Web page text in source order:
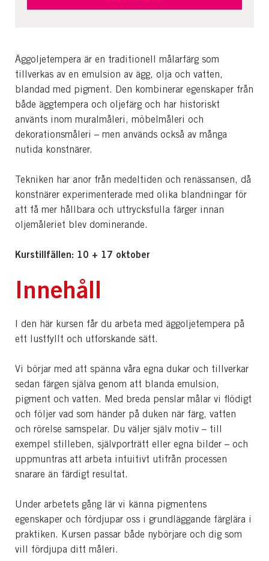
Äggoljetempera är en traditionell målarfärg som
tillverkas av en emulsion av ägg, olja och vatten,
blandad med pigment. Den kombinerar egenskaper från
både äggtempera och oljefärg och har historiskt
använts inom muralmåleri, möbelmåleri och
dekorationsmåleri – men används också av många
nutida konstnärer.
Tekniken har anor från medeltiden och renässansen, då
konstnärer experimenterade med olika blandningar för
att få mer hållbara och uttrycksfulla färger innan
oljemåleriet blev dominerande.
Kurstillfällen: 10 + 17 oktober
Innehåll
I den här kursen får du arbeta med äggoljetempera på
ett lustfyllt och utforskande sätt.
Vi börjar med att spänna våra egna dukar och tillverkar
sedan färgen själva genom att blanda emulsion,
pigment och vatten. Med breda penslar målar vi flödigt
och följer vad som händer på duken när färg, vatten
och rörelse samspelar. Du väljer själv motiv – till
exempel stilleben, självporträtt eller egna bilder – och
uppmuntras att arbeta intuitivt utifrån processen
snarare än färdigt resultat.
Under arbetets gång lär vi känna pigmentens
egenskaper och fördjupar oss i grundläggande färglära i
praktiken. Kursen passar både nybörjare och dig som
vill fördjupa ditt måleri.